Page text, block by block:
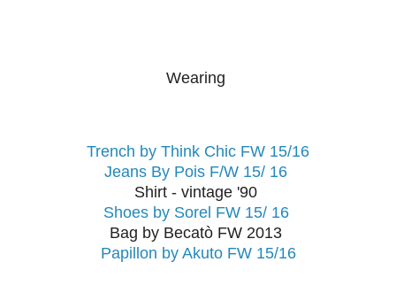
Wearing
Trench by Think Chic FW 15/16
Jeans By Pois F/W 15/ 16
Shirt - vintage '90
Shoes by Sorel FW 15/ 16
Bag by Becatò FW 2013
Papillon by Akuto FW 15/16